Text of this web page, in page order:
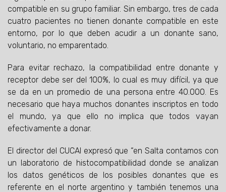
compatible en su grupo familiar. Sin embargo, tres de cada
cuatro pacientes no tienen donante compatible en este
entorno, por lo que deben acudir a un donante sano,
voluntario, no emparentado.
Para evitar rechazo, la compatibilidad entre donante y
receptor debe ser del 100%, lo cual es muy difícil, ya que
se da en un promedio de una persona entre 40.000. Es
necesario que haya muchos donantes inscriptos en todo
el mundo, ya que ello no implica que todos vayan
efectivamente a donar.
El director del CUCAI expresó que “en Salta contamos con
un laboratorio de histocompatibilidad donde se analizan
los datos genéticos de los posibles donantes que es
referente en el norte argentino y también tenemos una